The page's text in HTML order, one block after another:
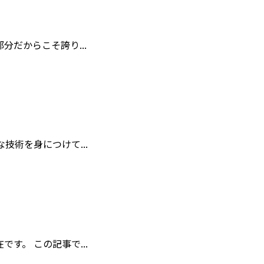
だからこそ誇り...
技術を身につけて...
す。 この記事で...